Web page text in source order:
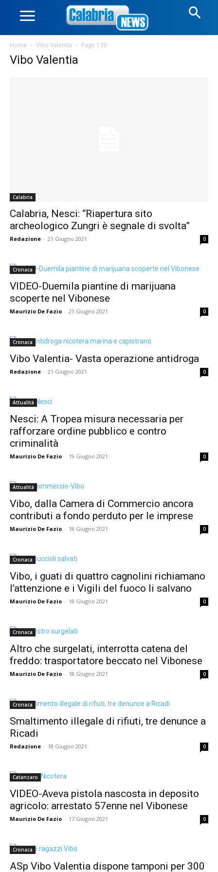
Home Vibo Valentia Page 139
Vibo Valentia
Calabria
Calabria, Nesci: “Riapertura sito
archeologico Zungri è segnale di svolta”
Redazione - 21 Giugno 2021 0
Cronaca
VIDEO-Duemila piantine di marijuana
scoperte nel Vibonese
Maurizio De Fazio - 21 Giugno 2021 0
Cronaca
Vibo Valentia- Vasta operazione antidroga
Redazione - 21 Giugno 2021 0
Attualità
Nesci: A Tropea misura necessaria per
rafforzare ordine pubblico e contro
criminalità
Maurizio De Fazio - 19 Giugno 2021 0
Attualità
Vibo, dalla Camera di Commercio ancora
contributi a fondo perduto per le imprese
Maurizio De Fazio - 18 Giugno 2021 0
Cronaca
Vibo, i guati di quattro cagnolini richiamano
l’attenzione e i Vigili del fuoco li salvano
Maurizio De Fazio - 18 Giugno 2021 0
Cronaca
Altro che surgelati, interrotta catena del
freddo: trasportatore beccato nel Vibonese
Maurizio De Fazio - 18 Giugno 2021 0
Cronaca
Smaltimento illegale di rifiuti, tre denunce a
Ricadi
Redazione - 18 Giugno 2021 0
Catanzaro
VIDEO-Aveva pistola nascosta in deposito
agricolo: arrestato 57enne nel Vibonese
Maurizio De Fazio - 17 Giugno 2021 0
Cronaca
ASp Vibo Valentia dispone tamponi per 300